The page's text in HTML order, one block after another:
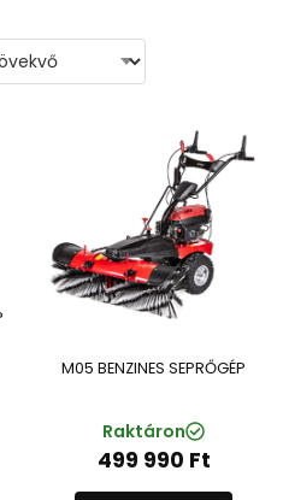
M05 BENZINES SEPRŐGÉP
Raktáron
499 990 Ft